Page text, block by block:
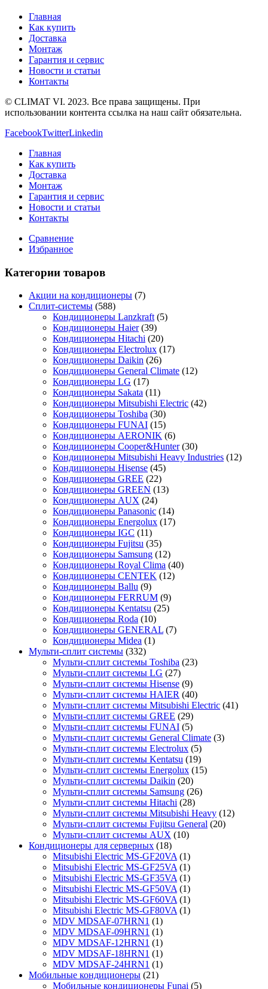
Главная
Как купить
Доставка
Монтаж
Гарантия и сервис
Новости и статьи
Контакты
© CLIMAT VI. 2023. Все права защищены. При
использовании контента ссылка на наш сайт обязательна.
FacebookTwitterLinkedin
Главная
Как купить
Доставка
Монтаж
Гарантия и сервис
Новости и статьи
Контакты
Сравнение
Избранное
Категории товаров
Акции на кондиционеры (7)
Сплит-системы (588)
Кондиционеры Lanzkraft (5)
Кондиционеры Haier (39)
Кондиционеры Hitachi (20)
Кондиционеры Electrolux (17)
Кондиционеры Daikin (26)
Кондиционеры General Climate (12)
Кондиционеры LG (17)
Кондиционеры Sakata (11)
Кондиционеры Mitsubishi Electric (42)
Кондиционеры Toshiba (30)
Кондиционеры FUNAI (15)
Кондиционеры AERONIK (6)
Кондиционеры Cooper&Hunter (30)
Кондиционеры Mitsubishi Heavy Industries (12)
Кондиционеры Hisense (45)
Кондиционеры GREE (22)
Кондиционеры GREEN (13)
Кондиционеры AUX (24)
Кондиционеры Panasonic (14)
Кондиционеры Energolux (17)
Кондиционеры IGC (11)
Кондиционеры Fujitsu (35)
Кондиционеры Samsung (12)
Кондиционеры Royal Clima (40)
Кондиционеры CENTEK (12)
Кондиционеры Ballu (9)
Кондиционеры FERRUM (9)
Кондиционеры Kentatsu (25)
Кондиционеры Roda (10)
Кондиционеры GENERAL (7)
Кондиционеры Midea (1)
Мульти-сплит системы (332)
Мульти-сплит системы Toshiba (23)
Мульти-сплит системы LG (27)
Мульти-сплит системы Hisense (9)
Мульти-сплит системы HAIER (40)
Мульти-сплит системы Mitsubishi Electric (41)
Мульти-сплит системы GREE (29)
Мульти-сплит системы FUNAI (5)
Мульти-сплит системы General Climate (3)
Мульти-сплит системы Electrolux (5)
Мульти-сплит системы Kentatsu (19)
Мульти-сплит системы Energolux (15)
Мульти-сплит системы Daikin (20)
Мульти-сплит системы Samsung (26)
Мульти-сплит системы Hitachi (28)
Мульти-сплит системы Mitsubishi Heavy (12)
Мульти-сплит системы Fujitsu General (20)
Мульти-сплит системы AUX (10)
Кондиционеры для серверных (18)
Mitsubishi Electric MS-GF20VA (1)
Mitsubishi Electric MS-GF25VA (1)
Mitsubishi Electric MS-GF35VA (1)
Mitsubishi Electric MS-GF50VA (1)
Mitsubishi Electric MS-GF60VA (1)
Mitsubishi Electric MS-GF80VA (1)
MDV MDSAF-07HRN1 (1)
MDV MDSAF-09HRN1 (1)
MDV MDSAF-12HRN1 (1)
MDV MDSAF-18HRN1 (1)
MDV MDSAF-24HRN1 (1)
Мобильные кондиционеры (21)
Мобильные кондиционеры Funai (5)